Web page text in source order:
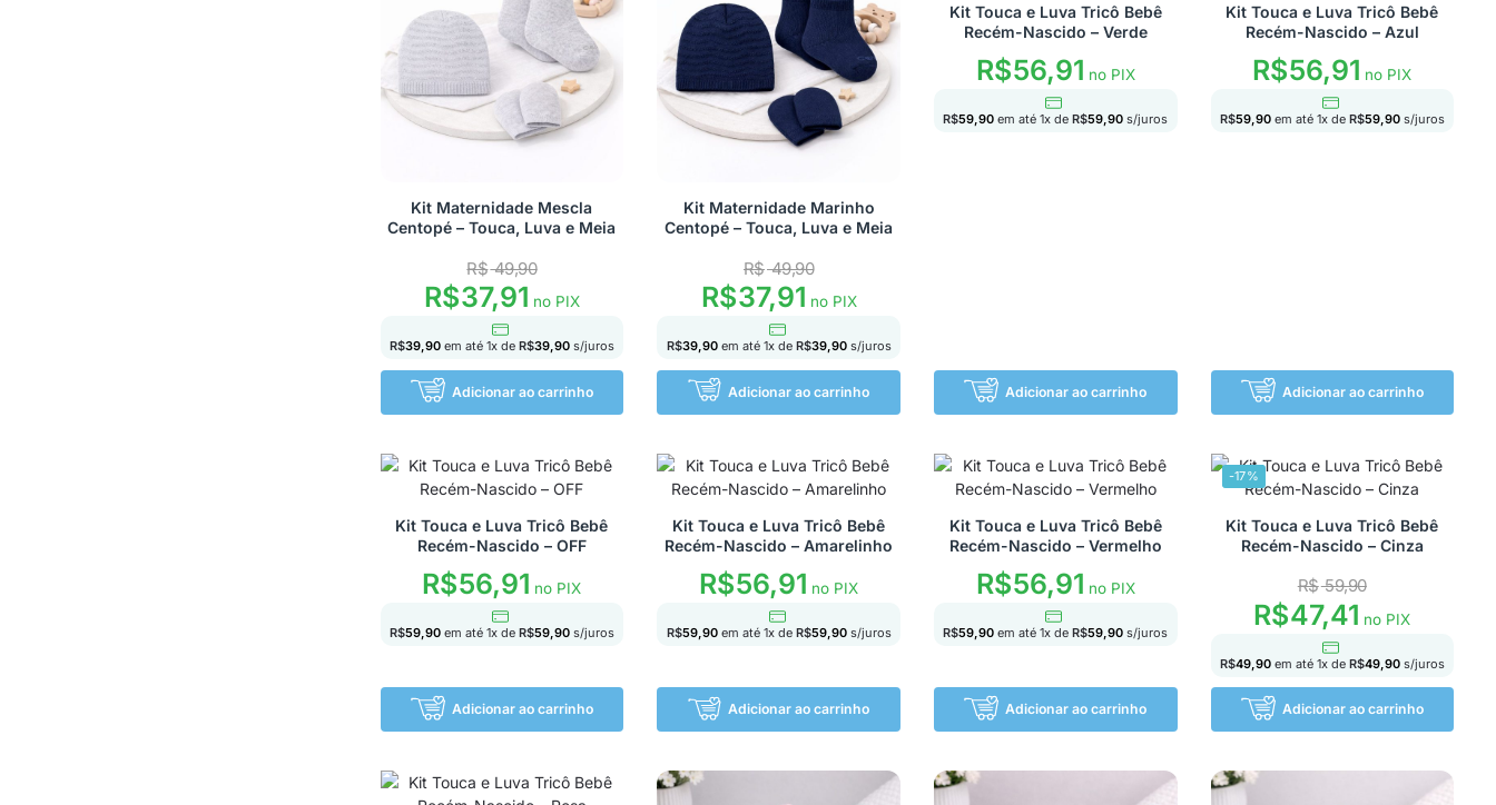
Kit Maternidade Mescla
Centopé – Touca, Luva e Meia
R$49,90
R$37,91 no PIX
R$39,90 em até 1x de R$39,90s/juros
Adicionar ao carrinho
Kit Maternidade Marinho
Centopé – Touca, Luva e Meia
R$49,90
R$37,91 no PIX
R$39,90 em até 1x de R$39,90s/juros
Adicionar ao carrinho
Kit Touca e Luva Tricô Bebê
Recém-Nascido – Verde
R$56,91 no PIX
R$59,90 em até1x deR$59,90 s/juros
Adicionar ao carrinho
Kit Touca e Luva Tricô Bebê
Recém-Nascido – Azul
R$56,91 no PIX
R$59,90 em até 1x de R$59,90s/juros
Adicionar ao carrinho
Kit Touca e Luva Tricô Bebê
Recém-Nascido – OFF
R$56,91 no PIX
R$59,90 em até 1x de R$59,90s/juros
Adicionar ao carrinho
Kit Touca e Luva Tricô Bebê
Recém-Nascido – Amarelinho
R$56,91 no PIX
R$59,90 em até 1x de R$59,90s/juros
Adicionar ao carrinho
Kit Touca e Luva Tricô Bebê
Recém-Nascido – Vermelho
R$56,91 no PIX
R$59,90 em até1x deR$59,90 s/juros
Adicionar ao carrinho
-17%
Kit Touca e Luva Tricô Bebê
Recém-Nascido – Cinza
R$59,90
R$47,41 no PIX
R$49,90 em até 1x de R$49,90s/juros
Adicionar ao carrinho